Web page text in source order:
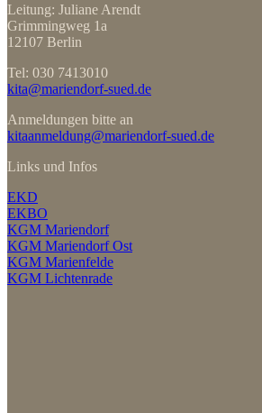
Leitung: Juliane Arendt
Grimmingweg 1a
12107 Berlin
Tel: 030 7413010
kita@mariendorf-sued.de
Anmeldungen bitte an
kitaanmeldung@mariendorf-sued.de
Links und Infos
EKD
EKBO
KGM Mariendorf
KGM Mariendorf Ost
KGM Marienfelde
KGM Lichtenrade